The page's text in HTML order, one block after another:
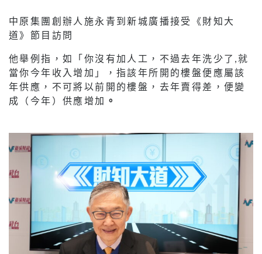
中原集團創辦人施永青到新城廣播接受《財知大
道》節目訪問
他舉例指，如「你沒有加人工，不過去年洗少了,就
當你今年收入增加」，指該年所開的樓盤便應屬該
年供應，不可將以前開的樓盤，去年賣得差，便變
成（今年）供應增加 。